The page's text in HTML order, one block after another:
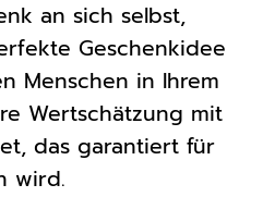
an sich selbst,
Geschenkidee
Menschen in Ihrem
Wertschätzung mit
das garantiert für
wird.